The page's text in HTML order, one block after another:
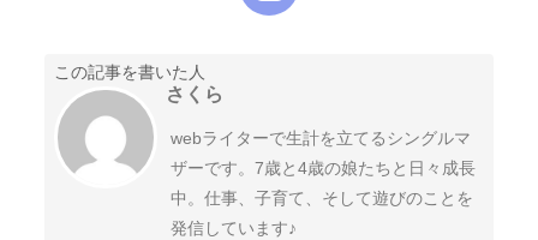
この記事を書いた人
さくら
webライターで生計を立てるシングルマ
ザーです。7歳と4歳の娘たちと日々成長
中。仕事、子育て、そして遊びのことを
発信しています♪